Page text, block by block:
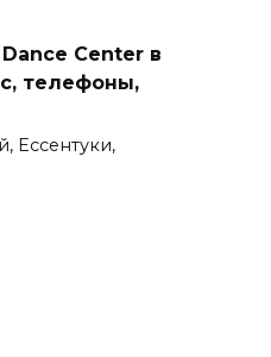
Center в
телефоны,
Ессентуки,